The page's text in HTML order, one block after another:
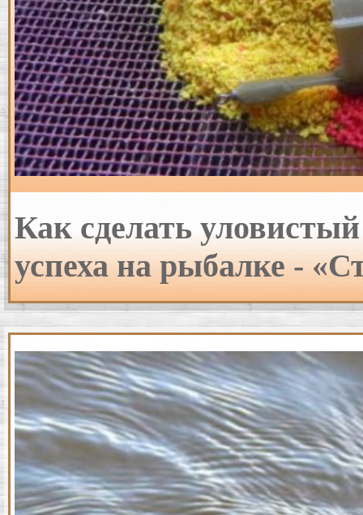
Как сделать
успеха на рыбалке -